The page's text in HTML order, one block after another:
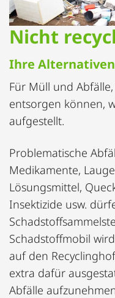
Nicht
Ihre
Für Müll und
entsorgen können,
aufgestellt.
Problematische
Medikamente,
Lösungsmittel,
Insektizide usw.
Schadstoffmobil
auf den
extra dafür
Abfälle